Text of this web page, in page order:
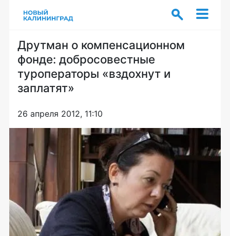
Друтман о компенсационном
фонде: добросовестные
туроператоры «вздохнут и
заплатят»
26 апреля 2012, 11:10